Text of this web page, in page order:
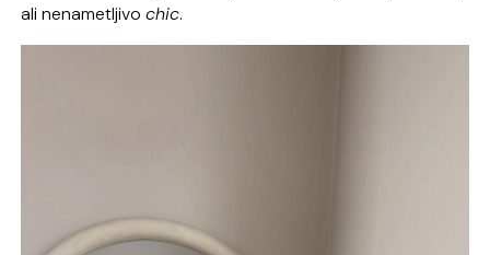
ali nenametljivochic.